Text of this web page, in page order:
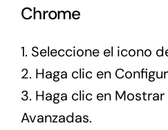
Chrome
1. Seleccione el icono
2. Haga clic en
3. Haga clic en
Avanzadas.